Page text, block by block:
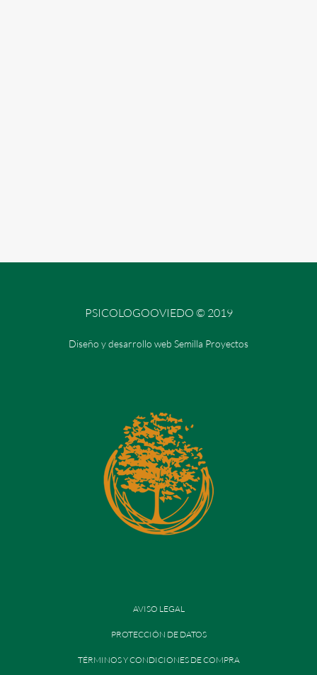
PSICOLOGOOVIEDO © 2019
Diseño y desarrollo web Semilla Proyectos
AVISO LEGAL
PROTECCIÓN DE DATOS
TÉRMINOS Y CONDICIONES DE COMPRA